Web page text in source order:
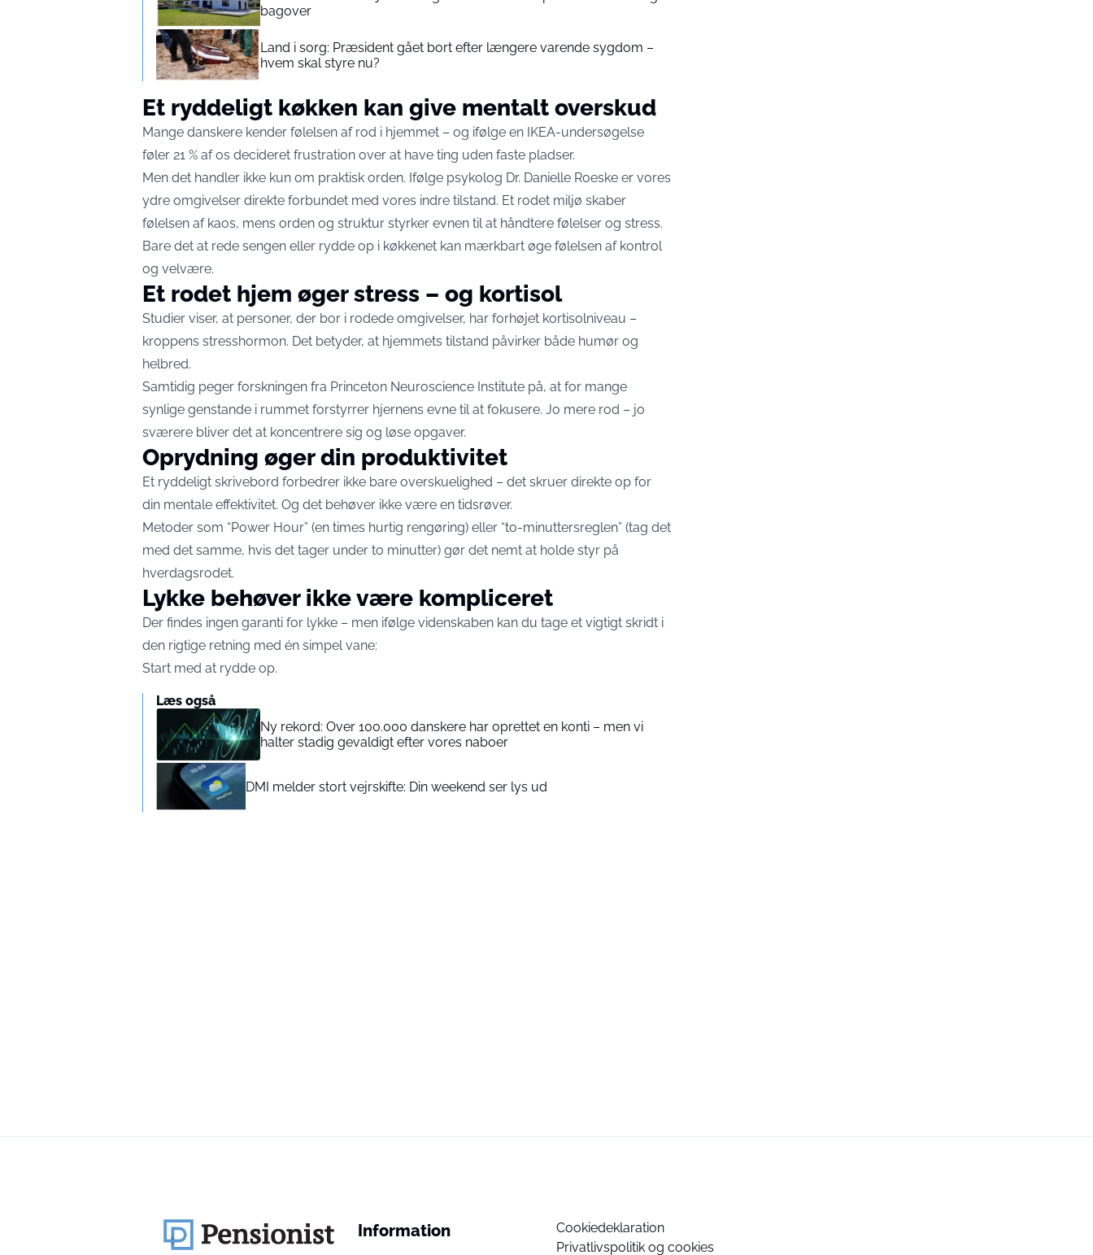
bagover
Land i sorg: Præsident gået bort efter længere varende sygdom –
hvem skal styre nu?
Et ryddeligt køkken kan give mentalt overskud
Mange danskere kender følelsen af rod i hjemmet – og ifølge en IKEA-undersøgelse
føler 21 % af os decideret frustration over at have ting uden faste pladser.
Men det handler ikke kun om praktisk orden. Ifølge psykolog Dr. Danielle Roeske er vores
ydre omgivelser direkte forbundet med vores indre tilstand. Et rodet miljø skaber
følelsen af kaos, mens orden og struktur styrker evnen til at håndtere følelser og stress.
Bare det at rede sengen eller rydde op i køkkenet kan mærkbart øge følelsen af kontrol
og velvære.
Et rodet hjem øger stress – og kortisol
Studier viser, at personer, der bor i rodede omgivelser, har forhøjet kortisolniveau –
kroppens stresshormon. Det betyder, at hjemmets tilstand påvirker både humør og
helbred.
Samtidig peger forskningen fra Princeton Neuroscience Institute på, at for mange
synlige genstande i rummet forstyrrer hjernens evne til at fokusere. Jo mere rod – jo
sværere bliver det at koncentrere sig og løse opgaver.
Oprydning øger din produktivitet
Et ryddeligt skrivebord forbedrer ikke bare overskuelighed – det skruer direkte op for
din mentale effektivitet. Og det behøver ikke være en tidsrøver.
Metoder som “Power Hour” (en times hurtig rengøring) eller “to-minuttersreglen” (tag det
med det samme, hvis det tager under to minutter) gør det nemt at holde styr på
hverdagsrodet.
Lykke behøver ikke være kompliceret
Der findes ingen garanti for lykke – men ifølge videnskaben kan du tage et vigtigt skridt i
den rigtige retning med én simpel vane:
Start med at rydde op.
Læs også
Ny rekord: Over 100.000 danskere har oprettet en konti – men vi
halter stadig gevaldigt efter vores naboer
DMI melder stort vejrskifte: Din weekend ser lys ud
Information
Cookiedeklaration
Privatlivspolitik og cookies